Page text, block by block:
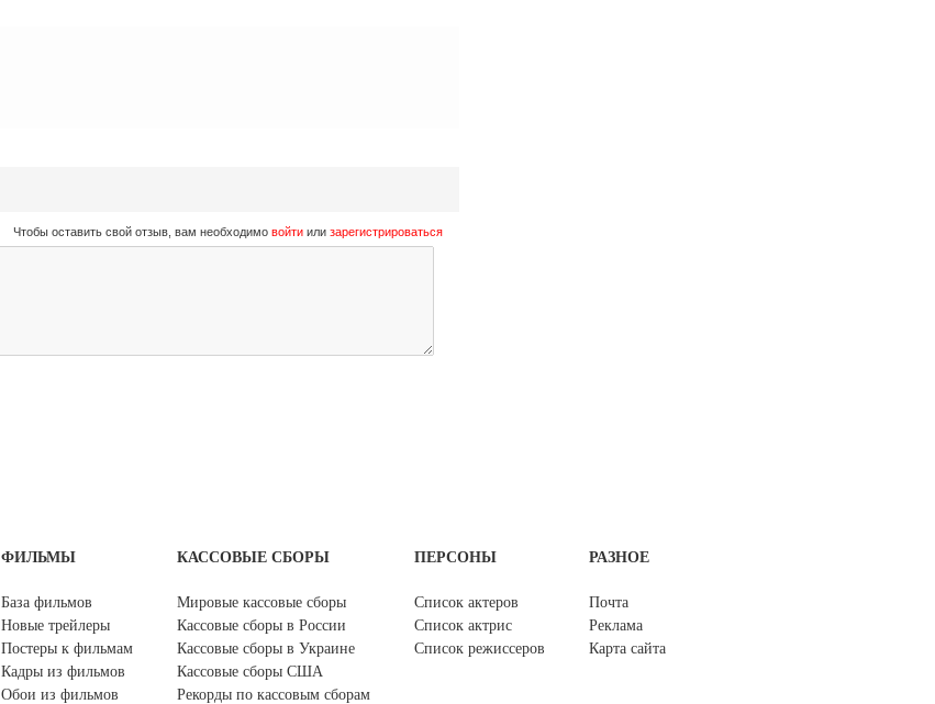
Чтобы оставить свой отзыв, вам необходимо войтиили зарегистрироваться
ФИЛЬМЫ
База фильмов
Новые трейлеры
Постеры к фильмам
Кадры из фильмов
Обои из фильмов
КАССОВЫЕ СБОРЫ
Мировые кассовые сборы
Кассовые сборы в России
Кассовые сборы в Украине
Кассовые сборы США
Рекорды по кассовым сборам
ПЕРСОНЫ
Список актеров
Список актрис
Список режиссеров
РАЗНОЕ
Почта
Реклама
Карта сайта